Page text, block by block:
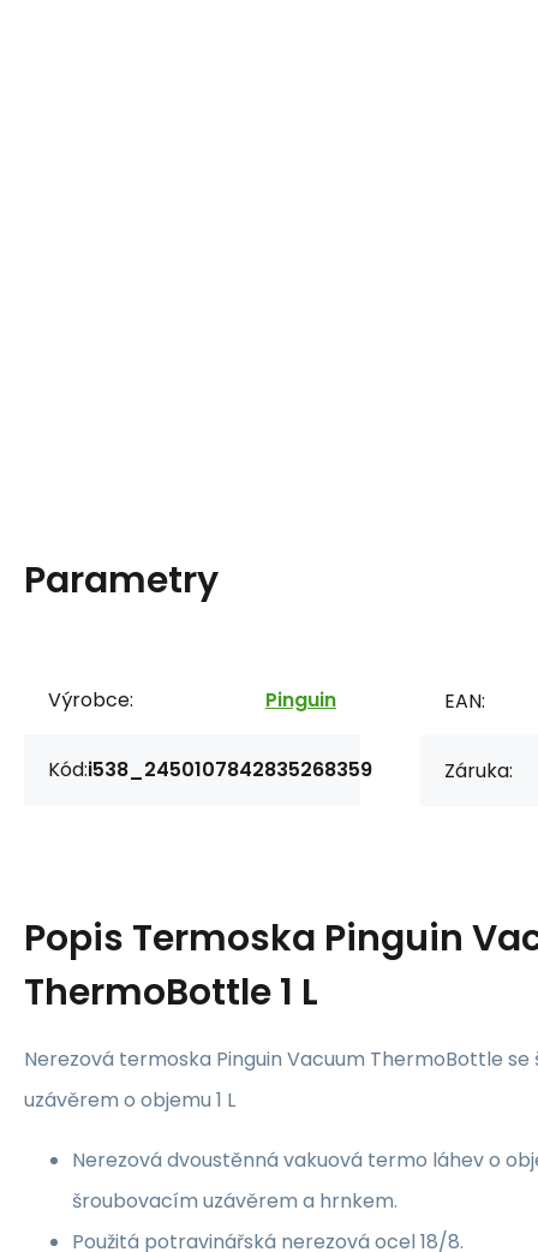
Parametry
Výrobce: Pinguin
Kód:i538_2450107842835268359
EAN:
Záruka:
Popis Termoska Pinguin
ThermoBottle 1 L
Nerezová termoska Pinguin Vacuum ThermoBottle
uzávěrem o objemu 1 L
Nerezová dvoustěnná vakuová termo láhev o
šroubovacím uzávěrem a hrnkem.
Použitá potravinářská nerezová ocel 18/8.